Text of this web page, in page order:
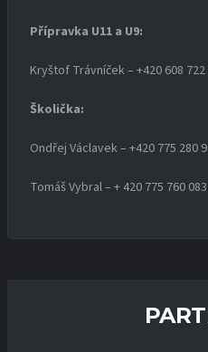
Přípravka U11 a U9:
Kryštof Trávníček – +420 608 722
Školička:
Ondřej Václavek – +420 775 280
Tomáš Vybral – + 420 775 760 083